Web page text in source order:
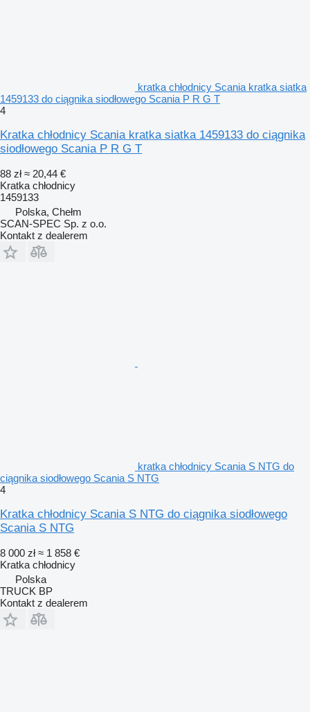
kratka chłodnicy Scania kratka siatka
1459133 do ciągnika siodłowego Scania P R G T
4
Kratka chłodnicy Scania kratka siatka 1459133 do ciągnika
siodłowego Scania P R G T
88 zł ≈ 20,44 €
Kratka chłodnicy
1459133
Polska, Chełm
SCAN-SPEC Sp. z o.o.
Kontakt z dealerem
kratka chłodnicy Scania S NTG do
ciągnika siodłowego Scania S NTG
4
Kratka chłodnicy Scania S NTG do ciągnika siodłowego
Scania S NTG
8 000 zł ≈ 1 858 €
Kratka chłodnicy
Polska
TRUCK BP
Kontakt z dealerem